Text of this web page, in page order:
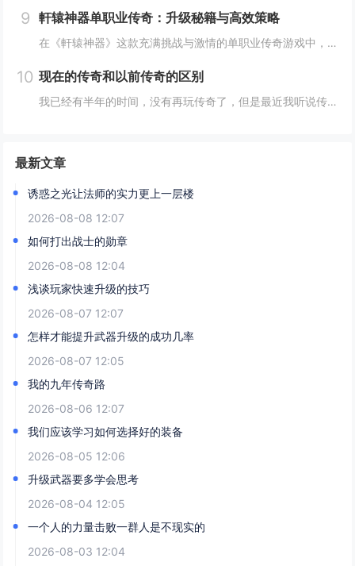
9 軒辕神器单职业传奇：升级秘籍与高效策略
在《軒辕神器》这款充满挑战与激情的单职业传奇游戏中，升级是每位玩家通往强者之路的必经之路。不同于传统多职业游戏，单职业设定让每位玩家都能体验到角色成长的独特魅力，但同时也对升级策略提出了更高要求。以下是一些实用的升级技巧与高效策略，助你在...
10 现在的传奇和以前传奇的区别
我已经有半年的时间，没有再玩传奇了，但是最近我听说传奇已经和以前有很大的区别，所以我就决定进传奇，看一看到底有哪些区别。我记得上次离开传奇的主要原因就是因为我的账号被盗了，所以之后我也没有再进入游戏，那个时候玩传奇，感觉真的非常有意思。可...
最新文章
诱惑之光让法师的实力更上一层楼
2026-08-08 12:07
如何打出战士的勋章
2026-08-08 12:04
浅谈玩家快速升级的技巧
2026-08-07 12:07
怎样才能提升武器升级的成功几率
2026-08-07 12:05
我的九年传奇路
2026-08-06 12:07
我们应该学习如何选择好的装备
2026-08-05 12:06
升级武器要多学会思考
2026-08-04 12:05
一个人的力量击败一群人是不现实的
2026-08-03 12:04